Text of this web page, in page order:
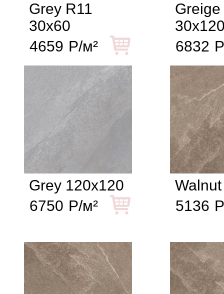
Grey R11
30x60
4659 Р/м²
Greige
6832
Grey 120x120
6750 Р/м²
5136